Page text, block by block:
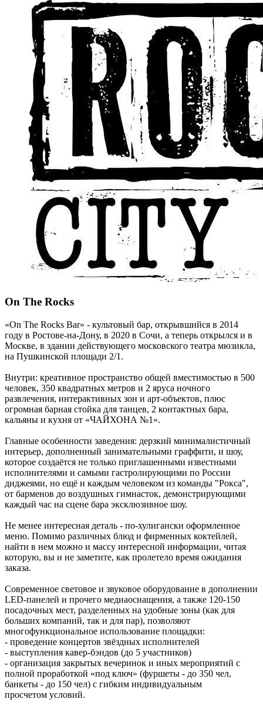
On The Rocks
«On The Rocks Bar» - культовый бар, открывшийся в 2014
году в Ростове-на-Дону, в 2020 в Сочи, а теперь открылся и в
Москве, в здании действующего московского театра мюзикла,
на Пушкинской площади 2/1.
Внутри: креативное пространство общей вместимостью в 500
человек, 350 квадратных метров и 2 яруса ночного
развлечения, интерактивных зон и арт-объектов, плюс
огромная барная стойка для танцев, 2 контактных бара,
кальяны и кухня от «ЧАЙХОНА №1».
Главные особенности заведения: дерзкий минималистичный
интерьер, дополненный занимательными граффити, и шоу,
которое создаётся не только приглашенными известными
исполнителями и самыми гастролирующими по России
диджеями, но ещё и каждым человеком из команды "Рокса",
от барменов до воздушных гимнасток, демонстрирующими
каждый час на сцене бара эксклюзивное шоу.
Не менее интересная деталь - по-хулигански оформленное
меню. Помимо различных блюд и фирменных коктейлей,
найти в нем можно и массу интересной информации, читая
которую, вы и не заметите, как пролетело время ожидания
заказа.
Современное световое и звуковое оборудование в дополнении
LED-панелей и прочего медиаоснащения, а также 120-150
посадочных мест, разделенных на удобные зоны (как для
больших компаний, так и для пар), позволяют
многофункциональное использование площадки:
- проведение концертов звёздных исполнителей
- выступления кавер-бэндов (до 5 участников)
- организация закрытых вечеринок и иных мероприятий с
полной проработкой «под ключ» (фуршеты - до 350 чел,
банкеты - до 150 чел) с гибким индивидуальным
просчетом условий.